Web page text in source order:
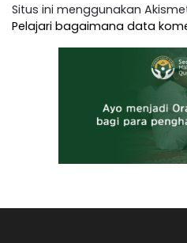
Situs ini menggunakan
Pelajari bagaimana data